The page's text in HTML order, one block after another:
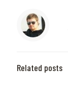
Related posts